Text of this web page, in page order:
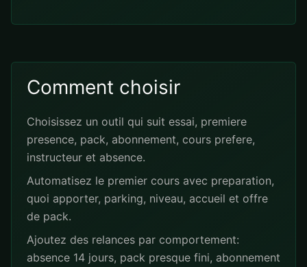
Comment choisir
Choisissez un outil qui suit essai, premiere
presence, pack, abonnement, cours prefere,
instructeur et absence.
Automatisez le premier cours avec preparation,
quoi apporter, parking, niveau, accueil et offre
de pack.
Ajoutez des relances par comportement:
absence 14 jours, pack presque fini, abonnement